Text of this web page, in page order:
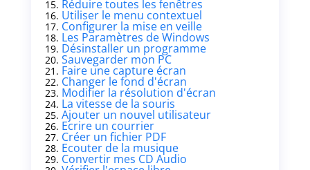
Réduire toutes les fenêtres
Utiliser le menu contextuel
Configurer la mise en veille
Les Paramètres de Windows
Désinstaller un programme
Sauvegarder mon PC
Faire une capture écran
Changer le fond d'écran
Modifier la résolution d'écran
La vitesse de la souris
Ajouter un nouvel utilisateur
Ecrire un courrier
Créer un fichier PDF
Ecouter de la musique
Convertir mes CD Audio